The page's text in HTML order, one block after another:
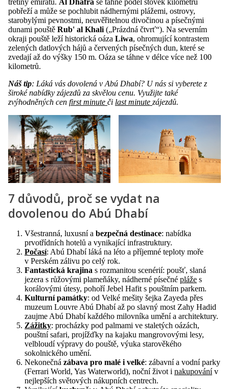
třetiny emirátu. Al Dhafra se táhne podél stovek kilometrů
pobřeží a může se pochlubit nádhernými plážemi, ostrovy,
starobylými pevnostmi, neuvěřitelnou divočinou a písečnými
dunami pouště Rub' al Khali („Prázdná čtvrť“). Na severním
okraji pouště leží historická oáza Liwa, ohromující kontrastem
zelených datlových hájů a červených písečných dun, které se
zvedají až do výšky 150 m. Oáza se táhne v délce více než 100
kilometrů.
Náš tip: Láká vás dovolená v Abú Dhabí? U nás si vyberete z
široké nabídky zájezdů za skvělou cenu. Využijte také
zvýhodněných cen first minute či last minute zájezdů.
7 důvodů, proč se vydat na
dovolenou do Abú Dhabí
Všestranná, luxusní a bezpečná destinace: nabídka
prvotřídních hotelů a vynikající infrastruktury.
Počasí: Abú Dhabí láká na léto a příjemné teploty moře
v Perském zálivu po celý rok.
Fantastická krajina s rozmanitou scenérií: poušť, slaná
jezera s růžovými plameňáky, nádherné písečné pláže s
korálovými útesy, pohoří Jebel Hafit s pouštním parkem.
Kulturní památky: od Velké mešity šejka Zayeda přes
muzeum Louvre Abú Dhabí až po slavný most Zahy Hadid
zaujme Abú Dhabí každého milovníka umění a architektury.
Zážitky: procházky pod palmami ve staletých oázách,
pouštní safari, projížďky na kajaku mangrovovými lesy,
velbloudí výpravy do pouště, výuka starověkého
sokolnického umění.
Nekonečná zábava pro malé i velké: zábavní a vodní parky
(Ferrari World, Yas Waterworld), noční život i nakupovánív
nejlepších světových nákupních centrech.